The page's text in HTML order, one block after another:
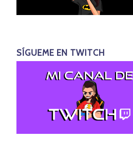
SÍGUEME EN TWITCH